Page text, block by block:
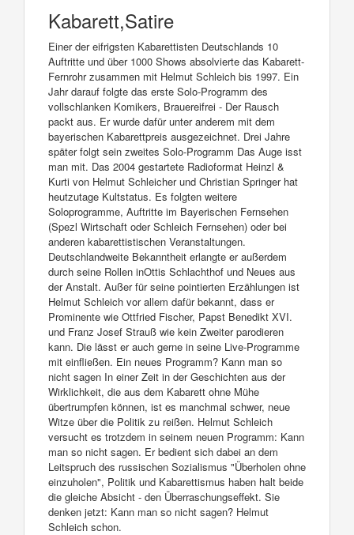
Kabarett,Satire
Einer der eifrigsten Kabarettisten Deutschlands 10
Auftritte und über 1000 Shows absolvierte das Kabarett-
Fernrohr zusammen mit Helmut Schleich bis 1997. Ein
Jahr darauf folgte das erste Solo-Programm des
vollschlanken Komikers, Brauereifrei - Der Rausch
packt aus. Er wurde dafür unter anderem mit dem
bayerischen Kabarettpreis ausgezeichnet. Drei Jahre
später folgt sein zweites Solo-Programm Das Auge isst
man mit. Das 2004 gestartete Radioformat Heinzl &
Kurti von Helmut Schleicher und Christian Springer hat
heutzutage Kultstatus. Es folgten weitere
Soloprogramme, Auftritte im Bayerischen Fernsehen
(Spezl Wirtschaft oder Schleich Fernsehen) oder bei
anderen kabarettistischen Veranstaltungen.
Deutschlandweite Bekanntheit erlangte er außerdem
durch seine Rollen inOttis Schlachthof und Neues aus
der Anstalt. Außer für seine pointierten Erzählungen ist
Helmut Schleich vor allem dafür bekannt, dass er
Prominente wie Ottfried Fischer, Papst Benedikt XVI.
und Franz Josef Strauß wie kein Zweiter parodieren
kann. Die lässt er auch gerne in seine Live-Programme
mit einfließen. Ein neues Programm? Kann man so
nicht sagen In einer Zeit in der Geschichten aus der
Wirklichkeit, die aus dem Kabarett ohne Mühe
übertrumpfen können, ist es manchmal schwer, neue
Witze über die Politik zu reißen. Helmut Schleich
versucht es trotzdem in seinem neuen Programm: Kann
man so nicht sagen. Er bedient sich dabei an dem
Leitspruch des russischen Sozialismus "Überholen ohne
einzuholen", Politik und Kabarettismus haben halt beide
die gleiche Absicht - den Überraschungseffekt. Sie
denken jetzt: Kann man so nicht sagen? Helmut
Schleich schon.